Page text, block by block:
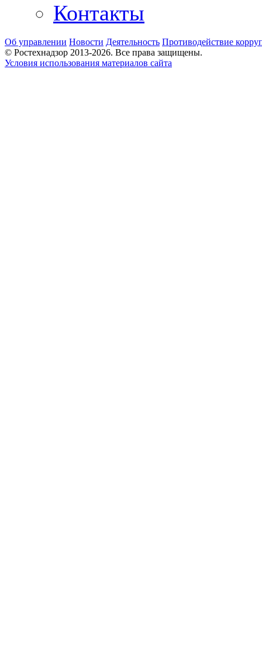
Контакты
Об управлении Новости Деятельность Противодействие
© Ростехнадзор 2013-2026. Все права защищены.
Условия использования материалов сайта